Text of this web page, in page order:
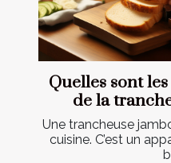
Quelles sont
de la
Une trancheuse
cuisine. C’est un